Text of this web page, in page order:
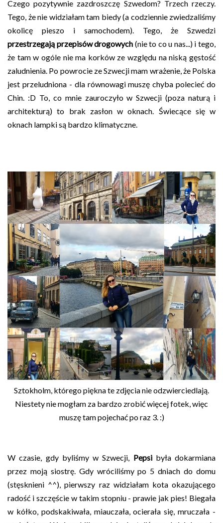
Czego pozytywnie zazdroszczę Szwedom? Trzech rzeczy.
Tego, że nie widziałam tam biedy (a codziennie zwiedzaliśmy
okolicę pieszo i samochodem). Tego, że Szwedzi
przestrzegają przepisów drogowych (nie to co u nas...) i tego,
że tam w ogóle nie ma korków ze względu na niską gęstość
zaludnienia. Po powrocie ze Szwecji mam wrażenie, że Polska
jest przeludniona - dla równowagi muszę chyba polecieć do
Chin. :D To, co mnie zauroczyło w Szwecji (poza naturą i
architekturą) to brak zasłon w oknach. Świecące się w
oknach lampki są bardzo klimatyczne.
Sztokholm, którego piękna te zdjęcia nie odzwierciedlają.
Niestety nie mogłam za bardzo zrobić więcej fotek, więc
muszę tam pojechać po raz 3. :)
W czasie, gdy byliśmy w Szwecji, Pepsibyła dokarmiana
przez moją siostrę. Gdy wróciliśmy po 5 dniach do domu
(stęsknieni ^^), pierwszy raz widziałam kota okazującego
radość i szczęście w takim stopniu - prawie jak pies! Biegała
w kółko, podskakiwała, miauczała, ocierała się, mruczała -